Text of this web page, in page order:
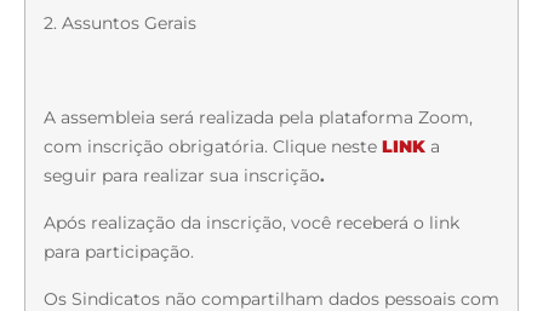
2. Assuntos Gerais
A assembleia será realizada pela plataforma Zoom,
com inscrição obrigatória. Clique neste LINK a
seguir para realizar sua inscrição.
Após realização da inscrição, você receberá o link
para participação.
Os Sindicatos não compartilham dados pessoais com